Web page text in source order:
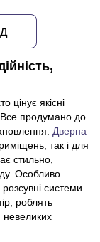
цінує якісні
Все продумано до
Дверна
так і для
стильно,
Особливо
системи
роблять
невеликих